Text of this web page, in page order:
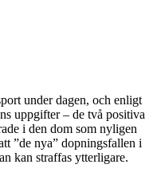
under dagen, och enligt
uppgifter – de två positiva
i den dom som nyligen
”de nya” dopningsfallen i
kan straffas ytterligare.